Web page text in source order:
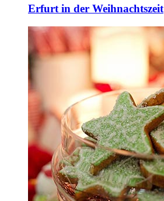
Erfurt in der Weihnachtszeit